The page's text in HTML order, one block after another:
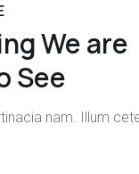
We are
See
nam. Illum